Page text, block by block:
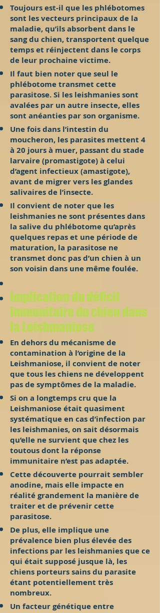
Toujours est-il que les phlébotomes
sont les vecteurs principaux de la
maladie, qu’ils absorbent dans le
sang du chien, transportent quelque
temps et réinjectent dans le corps
de leur prochaine victime.
Il faut bien noter que seul le
phlébotome transmet cette
parasitose. Si les leishmanies sont
avalées par un autre insecte, elles
sont anéanties par son organisme.
Une fois dans l’intestin du
moucheron, les parasites mettent 4
à 20 jours à muer, passant du stade
larvaire (promastigote) à celui
d’agent infectieux (amastigote),
avant de migrer vers les glandes
salivaires de l’insecte.
Il convient de noter que les
leishmanies ne sont présentes dans
la salive du phlébotome qu’après
quelques repas et une période de
maturation, la parasitose ne
transmet donc pas d’un chien à un
son voisin dans une même foulée.
Implication du déficit
immunitaire du chien dans
la Leishmaniose
En dehors du mécanisme de
contamination à l’origine de la
Leishmaniose, il convient de noter
que tous les chiens ne développent
pas de symptômes de la maladie.
Si on a longtemps cru que la
Leishmaniose était quasiment
systématique en cas d’infection par
les leishmanies, on sait désormais
qu’elle ne survient que chez les
toutous dont la réponse
immunitaire n’est pas adaptée.
Cette découverte pourrait sembler
anodine, mais elle impacte en
réalité grandement la manière de
traiter et de prévenir cette
parasitose.
De plus, elle implique une
prévalence bien plus élevée des
infections par les leishmanies que ce
qui était supposé jusque là, les
chiens porteurs sains du parasite
étant potentiellement très
nombreux.
Un facteur génétique entre